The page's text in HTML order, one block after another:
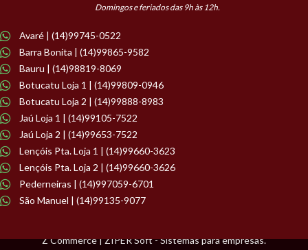
Domingos e feriados das 9h às 12h.
Avaré | (14)99745-0522
Barra Bonita | (14)99865-9582
Bauru | (14)98819-8069
Botucatu Loja 1 | (14)99809-0946
Botucatu Loja 2 | (14)99888-8983
Jaú Loja 1 | (14)99105-7522
Jaú Loja 2 | (14)99653-7522
Lençóis Pta. Loja 1 | (14)99660-3623
Lençóis Pta. Loja 2 | (14)99660-3626
Pederneiras | (14)997059-6701
São Manuel | (14)99135-9077
Z Commerce | ZIPER Soft - Sistemas para empresas.